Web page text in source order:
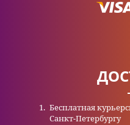
Бесплатная
Санкт-Петербургу